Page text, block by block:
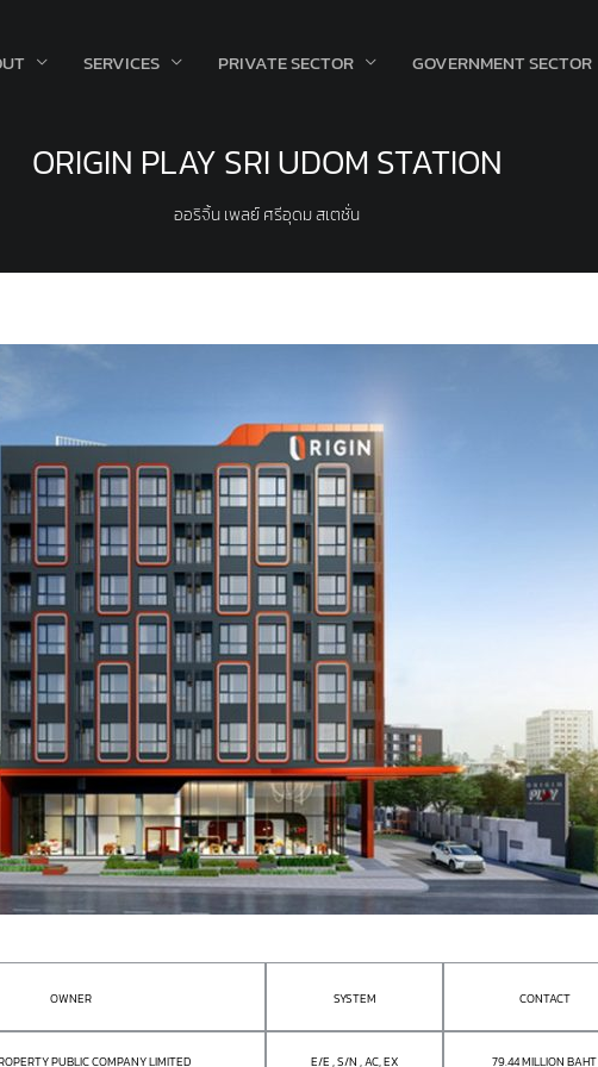
SERVICES PRIVATE SECTOR GOVERNMENT SECTOR
ORIGIN PLAY SRI UDOM STATION
ออริจิ้น เพลย์ ศรีอุดม สเตชั่น
OWNER SYSTEM CONTACT
PUBLIC COMPANY LIMITED E/E , S/N , AC, EX 79.44 MILLION BAHT